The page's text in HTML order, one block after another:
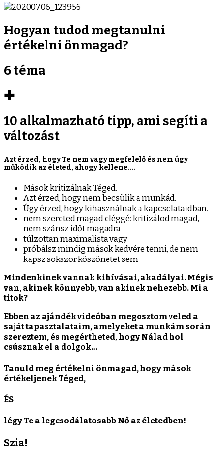
Hogyan tudod megtanulni
értékelni önmagad?
6 téma
✚
10 alkalmazható tipp, ami segíti a
változást
Azt érzed, hogy Te nem vagy megfelelő és nem úgy
működik az életed, ahogy kellene….
Mások kritizálnak Téged.
Azt érzed, hogy nem becsülik a munkád.
Úgy érzed, hogy kihasználnak a kapcsolataidban.
nem szereted magad eléggé: kritizálod magad,
nem szánsz időt magadra
túlzottan maximalista vagy
próbálsz mindig mások kedvére tenni, de nem
kapsz sokszor köszönetet sem
Mindenkinek vannak kihívásai, akadályai. Mégis
van, akinek könnyebb, van akinek nehezebb. Mi a
titok?
Ebben az ajándék videóban megosztom veled a
saját tapasztalataim, amelyeket a munkám során
szereztem, és megértheted, hogy Nálad hol
csúsznak el a dolgok…
Tanuld meg értékelni önmagad, hogy mások
értékeljenek Téged,
ÉS
légy Te a legcsodálatosabb Nő az életedben!
Szia!